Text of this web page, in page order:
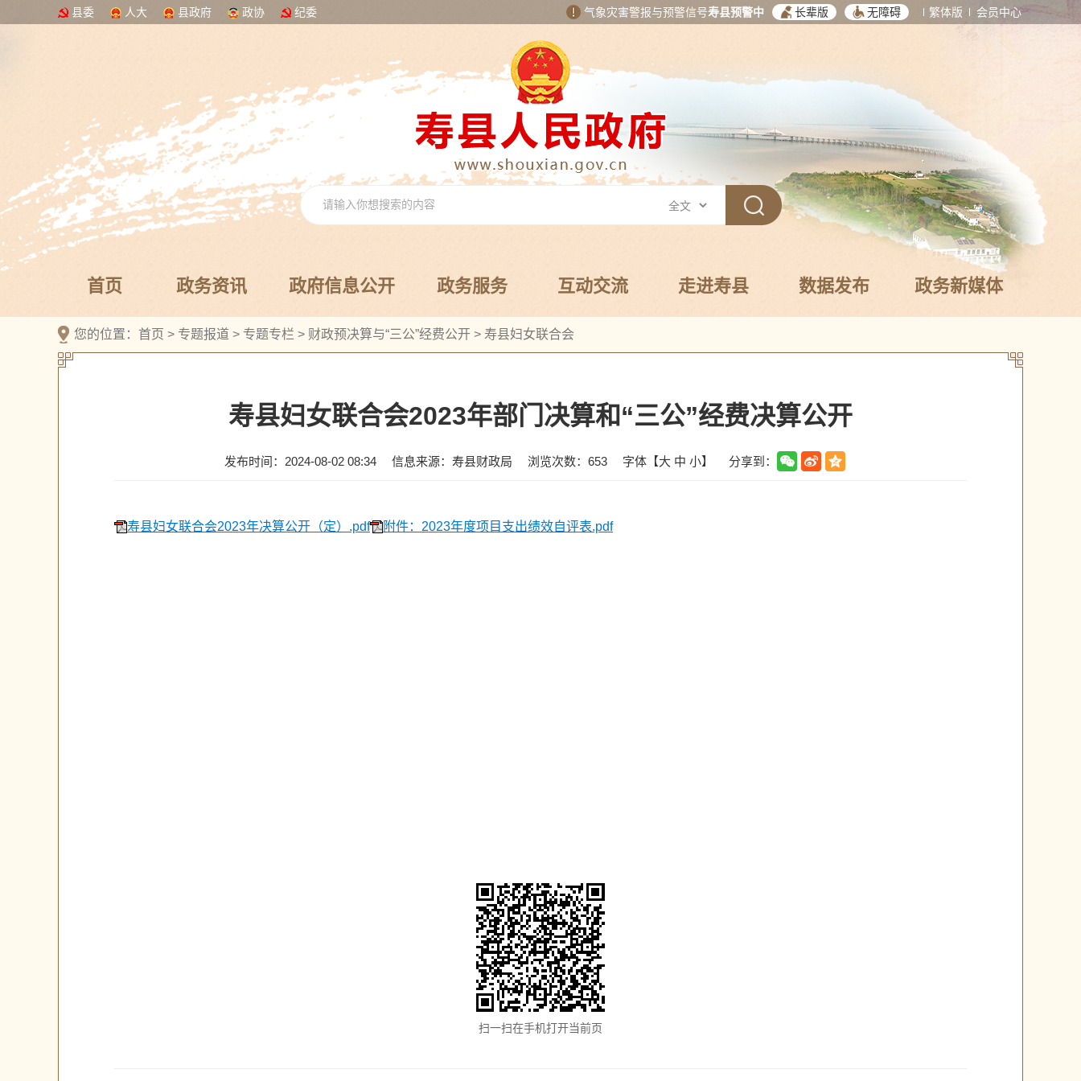
县委 人大 县政府 政协 纪委 气象灾害警报与预警信号寿县预警中 长辈版 无障碍 繁体版 会员中心
首页 政务资讯 政府信息公开 政务服务 互动交流 走进寿县 数据发布 政务新媒体
您的位置： 首页 > 专题报道 > 专题专栏 > 财政预决算与“三公”经费公开 > 寿县妇女联合会
寿县妇女联合会2023年部门决算和“三公”经费决算公开
发布时间：2024-08-02 08:34 信息来源：寿县财政局 浏览次数： 653 字体【大 中 小】 分享到：
寿县妇女联合会2023年决算公开（定）.pdf 附件：2023年度项目支出绩效自评表.pdf
扫一扫在手机打开当前页